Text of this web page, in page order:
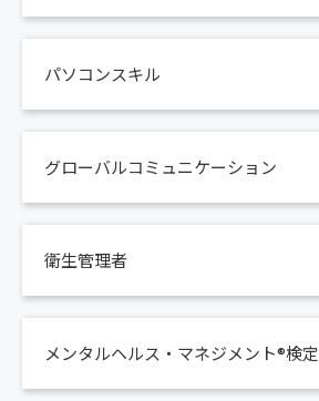
パソコンスキル
グローバルコミュニケーション
衛生管理者
メンタルヘルス・マネジメント®検定